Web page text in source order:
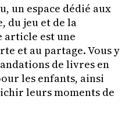
un espace dédié aux
du jeu et de la
article est une
et au partage. Vous y
de livres en
les enfants, ainsi
leurs moments de